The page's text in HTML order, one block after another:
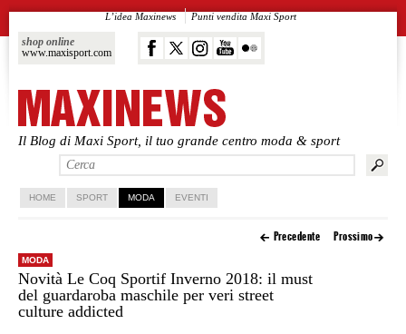
Il Blog di Maxi Sport, il tuo grande centro moda & sport
shop online
www.maxisport.com
L’idea Maxinews Punti vendita Maxi Sport
Vai al contenuto principale
Vai al contenuto secondario
HOME SPORT MODA EVENTI
Precedente Prossimo
MODA
Novità Le Coq Sportif Inverno 2018: il must
del guardaroba maschile per veri street
culture addicted